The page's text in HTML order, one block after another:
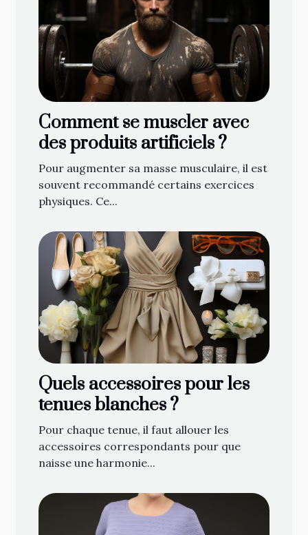
Comment se muscler avec
des produits artificiels ?
Pour augmenter sa masse musculaire, il est
souvent recommandé certains exercices
physiques. Ce...
Quels accessoires pour les
tenues blanches ?
Pour chaque tenue, il faut allouer les
accessoires correspondants pour que
naisse une harmonie...